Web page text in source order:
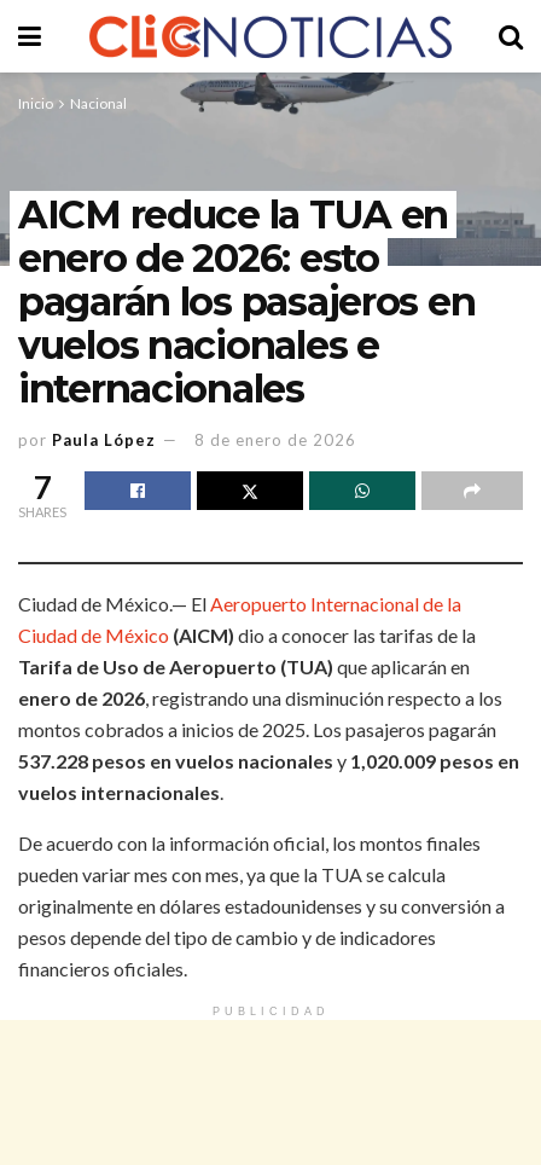
Inicio Nacional
AICM reduce la TUA en
enero de 2026: esto
pagarán los pasajeros en
vuelos nacionales e
internacionales
por Paula López 8 de enero de 2026
7
SHARES
Ciudad de México.— El Aeropuerto Internacional de la
Ciudad de México (AICM) dio a conocer las tarifas de la
Tarifa de Uso de Aeropuerto (TUA) que aplicarán en
enero de 2026 , registrando una disminución respecto a los
montos cobrados a inicios de 2025. Los pasajeros pagarán
537.228 pesos en vuelos nacionales y 1,020.009 pesos en
vuelos internacionales
De acuerdo con la información oficial, los montos finales
pueden variar mes con mes, ya que la TUA se calcula
originalmente en dólares estadounidenses y su conversión a
pesos depende del tipo de cambio y de indicadores
financieros oficiales.
PUBLICIDAD